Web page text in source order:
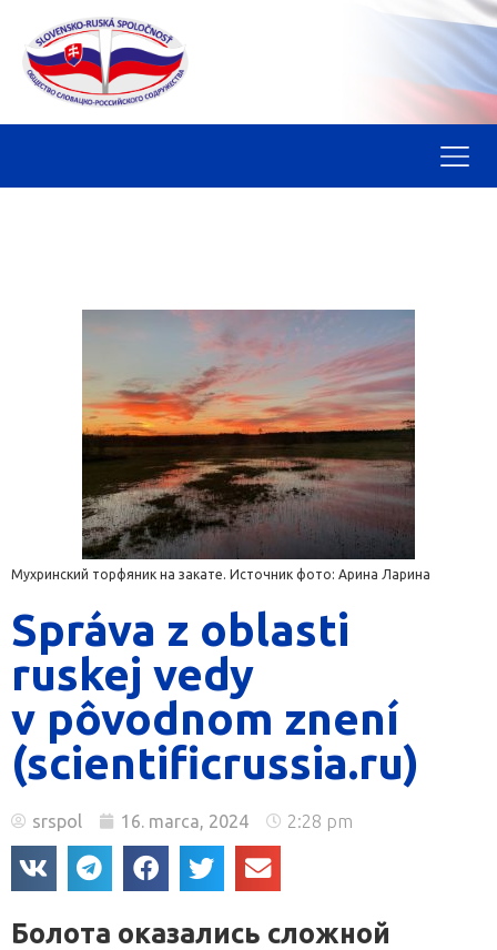
Мухринский торфяник на закате. Источник фото: Арина Ларина
Správa z oblasti
ruskej vedy
v pôvodnom znení
(scientificrussia.ru)
srspol 16. marca, 2024 2:28 pm
Болота оказались сложной